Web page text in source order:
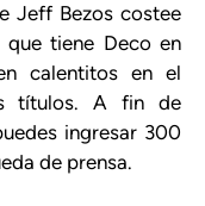
Jeff Bezos costee
tiene Deco en
calentitos en el
títulos. A fin de
ingresar 300
de prensa.